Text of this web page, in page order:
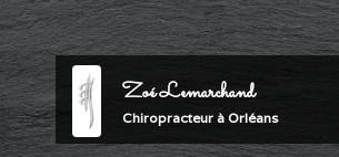
Zoé Lemarchand
Chiropracteur à Orléans